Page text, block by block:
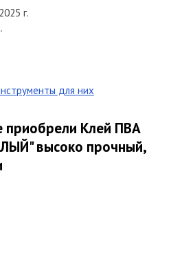
г.
для них
приобрели Клей ПВА
высоко прочный,